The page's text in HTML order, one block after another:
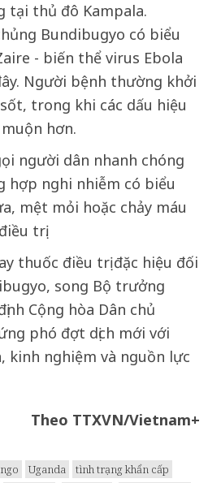
tại thủ đô Kampala.
Bundibugyo có biểu
- biến thể virus Ebola
Người bệnh thường khởi
trong khi các dấu hiệu
hơn.
người dân nhanh chóng
hợp nghi nhiễm có biểu
mệt mỏi hoặc chảy máu
trị.
thuốc điều trị đặc hiệu đối
song Bộ trưởng
Cộng hòa Dân chủ
phó đợt dịch mới với
kinh nghiệm và nguồn lực
Theo TTXVN/Vietnam+
Uganda
tình trạng khẩn cấp